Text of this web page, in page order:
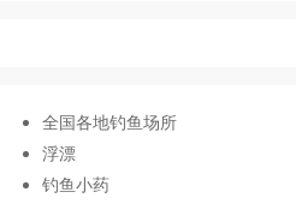
全国各地钓鱼场所
浮漂
钓鱼小药